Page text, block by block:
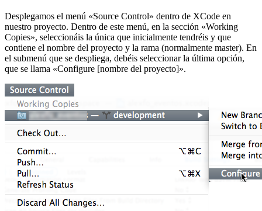
Desplegamos el menú «Source Control» dentro de XCode en
nuestro proyecto. Dentro de este menú, en la sección «Working
Copies», seleccionáis la única que inicialmente tendréis y que
contiene el nombre del proyecto y la rama (normalmente master). En
el submenú que se despliega, debéis seleccionar la última opción,
que se llama «Configure [nombre del proyecto]».